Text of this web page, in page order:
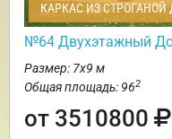
КАРКАС ИЗ СТРОГАНОЙ
№64 Двухэтажный
Размер: 7х9 м
Общая площадь: 962
от 3510800